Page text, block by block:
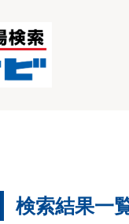
検索結果一